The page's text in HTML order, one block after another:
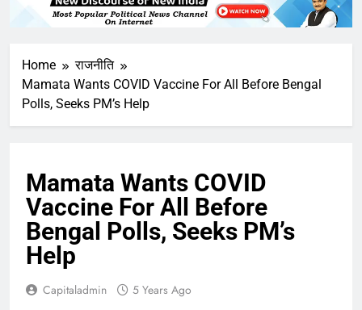
Home
राजनीति
Mamata Wants COVID Vaccine For All Before Bengal
Polls, Seeks PM’s Help
Mamata Wants COVID
Vaccine For All Before
Bengal Polls, Seeks PM’s
Help
Capitaladmin 5 Years Ago